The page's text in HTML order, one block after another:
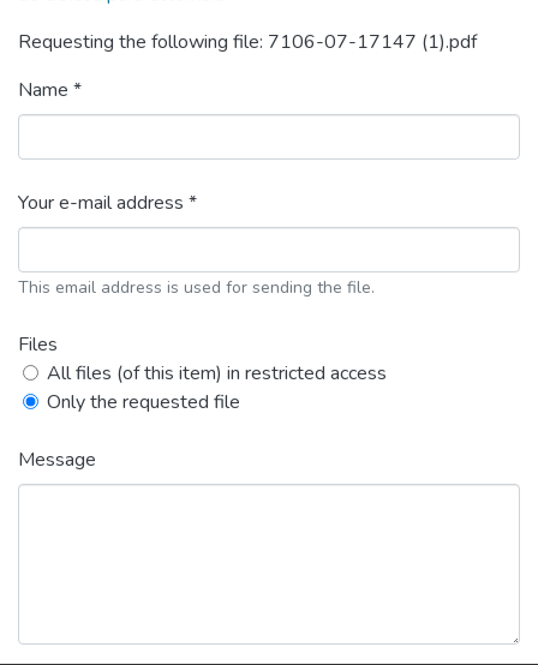
Requesting the following file: 7106-07-17147 (1).pdf
Name *
Your e-mail address *
This email address is used for sending the file.
Files
All files (of this item) in restricted access
Only the requested file
Message